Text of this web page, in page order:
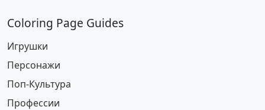
Coloring Page Guides
Игрушки
Персонажи
Поп-Культура
Профессии